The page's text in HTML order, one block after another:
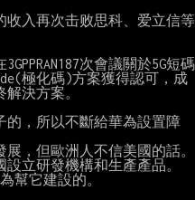
收入再次击败思科、爱立信等
次會議關於5G短碼
極化碼)方案獲得認可，成
解決方案。
的，所以不斷給華為設置障
，但歐洲人不信美國的話。
立研發機構和生產產品。
幫它建設的。